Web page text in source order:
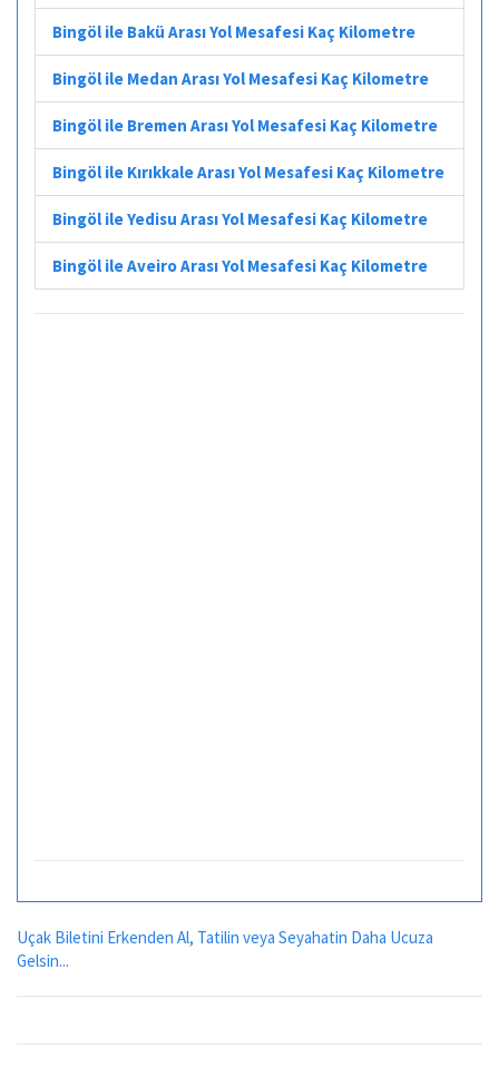
Bingöl ile Bakü Arası Yol Mesafesi Kaç Kilometre
Bingöl ile Medan Arası Yol Mesafesi Kaç Kilometre
Bingöl ile Bremen Arası Yol Mesafesi Kaç Kilometre
Bingöl ile Kırıkkale Arası Yol Mesafesi Kaç Kilometre
Bingöl ile Yedisu Arası Yol Mesafesi Kaç Kilometre
Bingöl ile Aveiro Arası Yol Mesafesi Kaç Kilometre
Uçak Biletini Erkenden Al, Tatilin veya Seyahatin Daha Ucuza
Gelsin...